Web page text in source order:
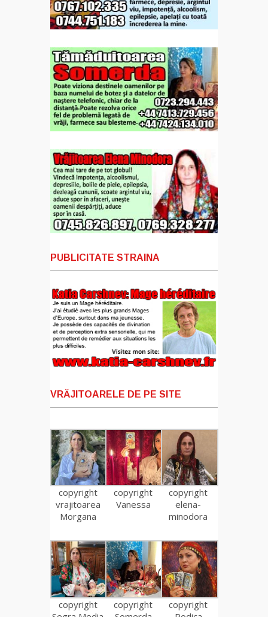
PUBLICITATE STRAINA
VRĂJITOARELE DE PE SITE
copyright
vrajitoarea
Morgana
copyright
Vanessa
copyright
elena-
minodora
copyright
copyright
copyright